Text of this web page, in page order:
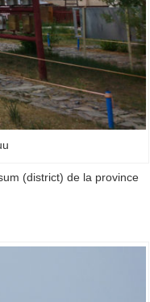
(district) de la province